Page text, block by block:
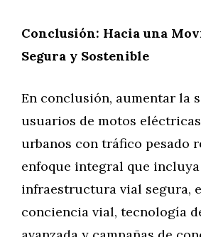
Conclusión: Hacia una
Segura y Sostenible
En conclusión, aumentar la
usuarios de motos
urbanos con tráfico pesado
enfoque integral que incluya
infraestructura vial segura,
conciencia vial, tecnología